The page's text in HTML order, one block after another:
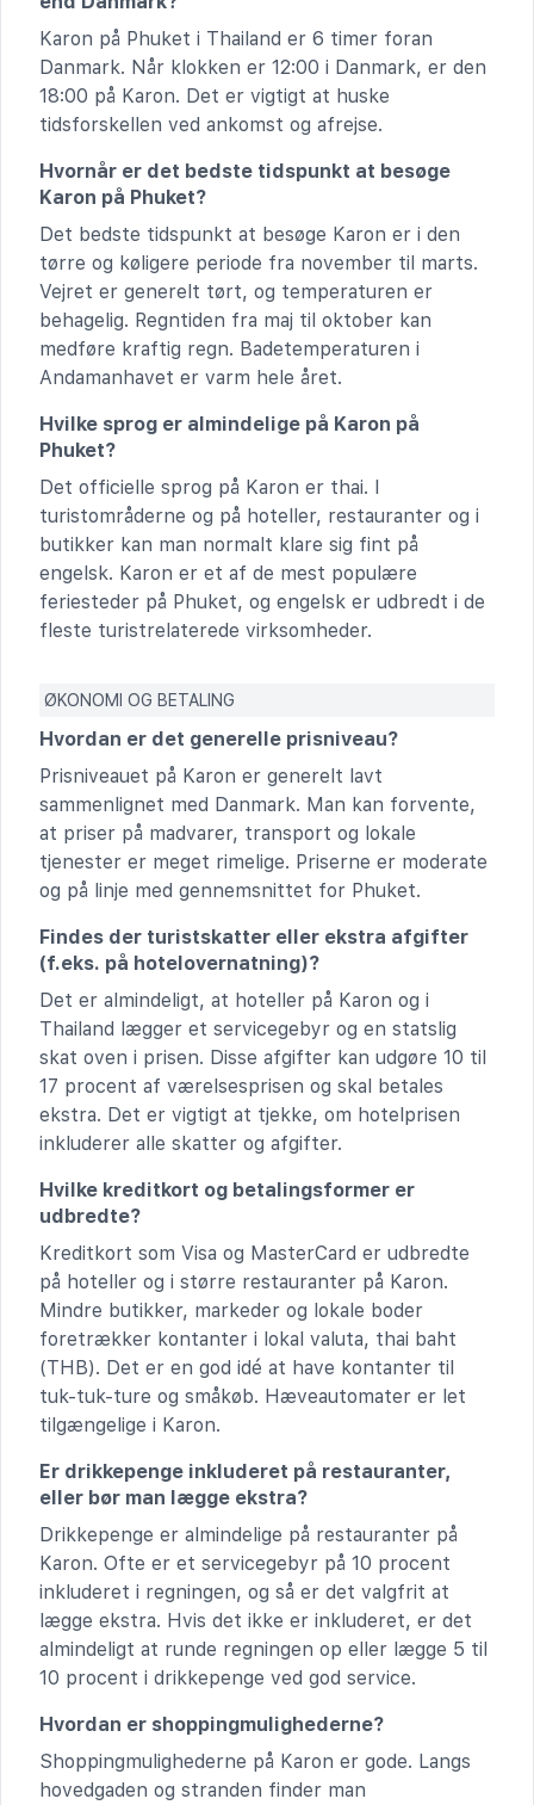
Karon på Phuket i Thailand er 6 timer foran
Danmark. Når klokken er 12:00 i Danmark, er den
18:00 på Karon. Det er vigtigt at huske
tidsforskellen ved ankomst og afrejse.
Hvornår er det bedste tidspunkt at besøge
Karon på Phuket?
Det bedste tidspunkt at besøge Karon er i den
tørre og køligere periode fra november til marts.
Vejret er generelt tørt, og temperaturen er
behagelig. Regntiden fra maj til oktober kan
medføre kraftig regn. Badetemperaturen i
Andamanhavet er varm hele året.
Hvilke sprog er almindelige på Karon på
Phuket?
Det officielle sprog på Karon er thai. I
turistområderne og på hoteller, restauranter og i
butikker kan man normalt klare sig fint på
engelsk. Karon er et af de mest populære
feriesteder på Phuket, og engelsk er udbredt i de
fleste turistrelaterede virksomheder.
ØKONOMI OG BETALING
Hvordan er det generelle prisniveau?
Prisniveauet på Karon er generelt lavt
sammenlignet med Danmark. Man kan forvente,
at priser på madvarer, transport og lokale
tjenester er meget rimelige. Priserne er moderate
og på linje med gennemsnittet for Phuket.
Findes der turistskatter eller ekstra afgifter
(f.eks. på hotelovernatning)?
Det er almindeligt, at hoteller på Karon og i
Thailand lægger et servicegebyr og en statslig
skat oven i prisen. Disse afgifter kan udgøre 10 til
17 procent af værelsesprisen og skal betales
ekstra. Det er vigtigt at tjekke, om hotelprisen
inkluderer alle skatter og afgifter.
Hvilke kreditkort og betalingsformer er
udbredte?
Kreditkort som Visa og MasterCard er udbredte
på hoteller og i større restauranter på Karon.
Mindre butikker, markeder og lokale boder
foretrækker kontanter i lokal valuta, thai baht
(THB). Det er en god idé at have kontanter til
tuk-tuk-ture og småkøb. Hæveautomater er let
tilgængelige i Karon.
Er drikkepenge inkluderet på restauranter,
eller bør man lægge ekstra?
Drikkepenge er almindelige på restauranter på
Karon. Ofte er et servicegebyr på 10 procent
inkluderet i regningen, og så er det valgfrit at
lægge ekstra. Hvis det ikke er inkluderet, er det
almindeligt at runde regningen op eller lægge 5 til
10 procent i drikkepenge ved god service.
Hvordan er shoppingmulighederne?
Shoppingmulighederne på Karon er gode. Langs
hovedgaden og stranden finder man